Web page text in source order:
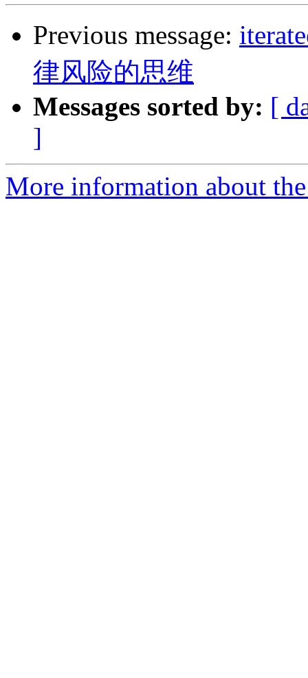
Previous message:
律风险的思维
Messages sorted by: [
]
More information about